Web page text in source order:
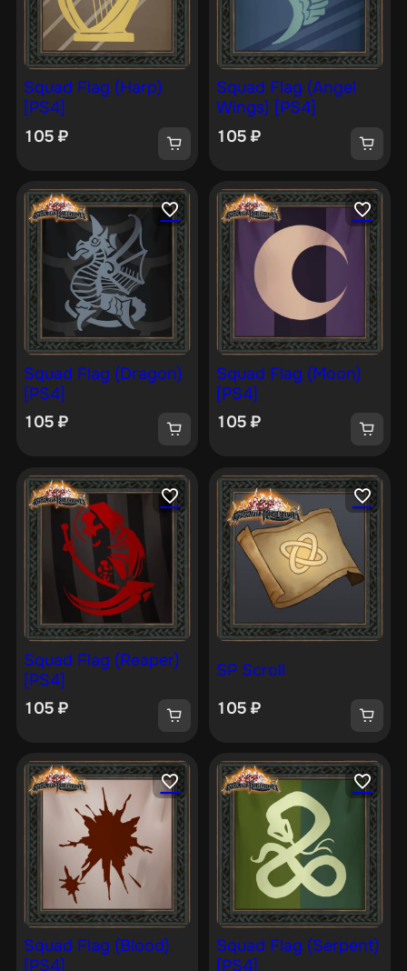
Squad Flag (Harp)
[PS4]
105 ₽
Squad Flag (Angel
Wings) [PS4]
105 ₽
Squad Flag (Dragon)
[PS4]
105 ₽
Squad Flag (Moon)
[PS4]
105 ₽
Squad Flag (Reaper)
[PS4]
105 ₽
SP Scroll
105 ₽
Squad Flag (Blood)
[PS4]
Squad Flag (Serpent)
[PS4]